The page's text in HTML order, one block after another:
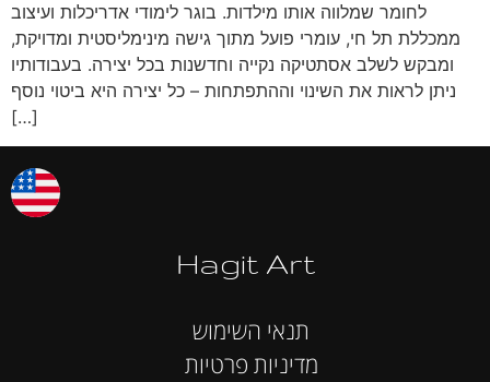
לחומר שמלווה אותו מילדות. בוגר לימודי אדריכלות ועיצוב
ממכללת תל חי, עומרי פועל מתוך גישה מינימליסטית ומדויקת,
ומבקש לשלב אסתטיקה נקייה וחדשנות בכל יצירה. בעבודותיו
ניתן לראות את השינוי וההתפתחות – כל יצירה היא ביטוי נוסף
[…]
Hagit Art
תנאי השימוש
מדיניות פרטיות